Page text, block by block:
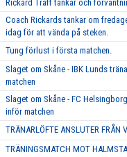
Rickard Träff tankar och
Coach Rickards tankar om
idag för att vända på steken.
Tung förlust i första matchen.
Slaget om Skåne - IBK Lunds
matchen
Slaget om Skåne - FC
inför matchen
TRÄNARLÖFTE ANSLUTER FRÅN
TRÄNINGSMATCH MOT